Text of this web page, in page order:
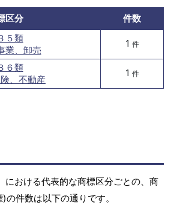
区分
件数
５類
業、卸売
1 件
６類
、不動産
1 件
における代表的な商標区分ごとの、商
件数は以下の通りです。